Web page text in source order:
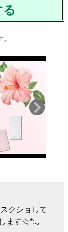
る
クショして
ます☆*:.｡